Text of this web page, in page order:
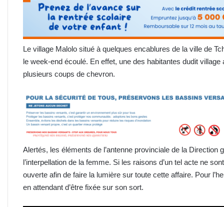
Le village Malolo situé à quelques encablures de la ville de
le week-end écoulé. En effet, une des habitantes dudit
plusieurs coups de chevron.
Alertés, les éléments de l’antenne provinciale de la Direction
l’interpellation de la femme. Si les raisons d’un tel acte ne
ouverte afin de faire la lumière sur toute cette affaire. Pour
en attendant d’être fixée sur son sort.